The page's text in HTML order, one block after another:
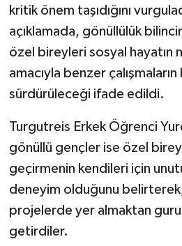
kritik önem taşıdığını
açıklamada, gönüllülük
özel bireyleri sosyal hayatın
amacıyla benzer çalışmaların
sürdürüleceği ifade edildi.
Turgutreis Erkek Öğrenci
gönüllü gençler ise özel
geçirmenin kendileri için
deneyim olduğunu
projelerde yer almaktan
getirdiler.
SİYASET
SPOR HABERLERİ
TEKNOLOJİ
Turizm
ÜLKE GÜNDEMİ
YAŞAM
YEREL